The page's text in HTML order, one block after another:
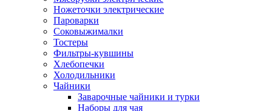
Ножеточки электрические
Пароварки
Соковыжималки
Тостеры
Фильтры-кувшины
Хлебопечки
Холодильники
Чайники
Заварочные чайники и турки
Наборы для чая